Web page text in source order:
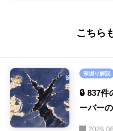
ハルシネーション (16)
セキュリティ (16)
画像生成
音声 (9)
こちら
深堀り解説
🔒 837
ーバー